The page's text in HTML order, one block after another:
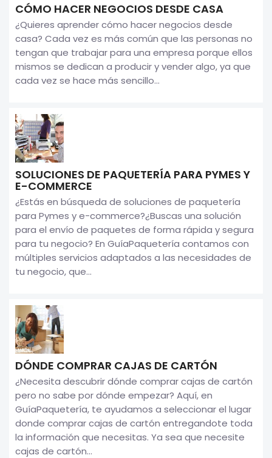
CÓMO HACER NEGOCIOS DESDE CASA
¿Quieres aprender cómo hacer negocios desde
casa? Cada vez es más común que las personas no
tengan que trabajar para una empresa porque ellos
mismos se dedican a producir y vender algo, ya que
cada vez se hace más sencillo...
SOLUCIONES DE PAQUETERÍA PARA PYMES Y
E-COMMERCE
¿Estás en búsqueda de soluciones de paquetería
para Pymes y e-commerce?¿Buscas una solución
para el envío de paquetes de forma rápida y segura
para tu negocio? En GuíaPaquetería contamos con
múltiples servicios adaptados a las necesidades de
tu negocio, que...
DÓNDE COMPRAR CAJAS DE CARTÓN
¿Necesita descubrir dónde comprar cajas de cartón
pero no sabe por dónde empezar? Aquí, en
GuíaPaquetería, te ayudamos a seleccionar el lugar
donde comprar cajas de cartón entregandote toda
la información que necesitas. Ya sea que necesite
cajas de cartón...